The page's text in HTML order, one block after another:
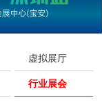
展览
低空
虚拟展厅
行业展会